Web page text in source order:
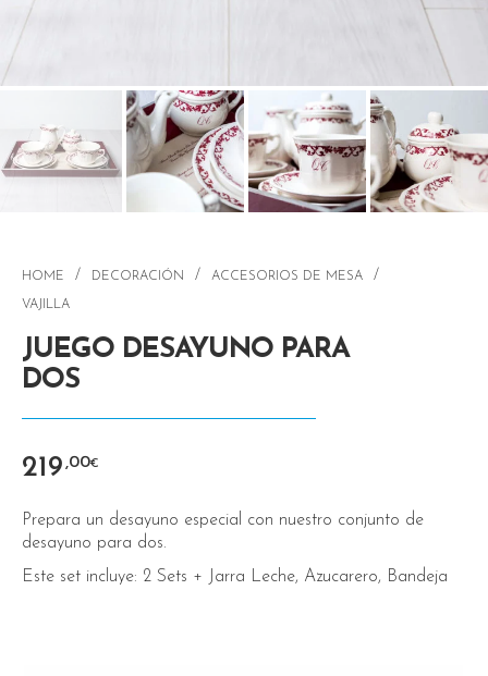
HOME / DECORACIÓN / ACCESORIOS DE MESA /
VAJILLA
JUEGO DESAYUNO PARA
DOS
219 ,00€
Prepara un desayuno especial con nuestro conjunto de
desayuno para dos.
Este set incluye: 2 Sets + Jarra Leche, Azucarero, Bandeja